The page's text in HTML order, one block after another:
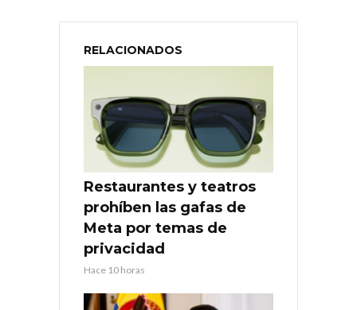
RELACIONADOS
Restaurantes y teatros
prohíben las gafas de
Meta por temas de
privacidad
Hace 10 horas